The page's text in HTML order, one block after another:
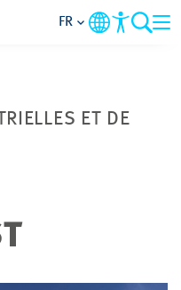
PRIORITAIRES
FR
ET DE